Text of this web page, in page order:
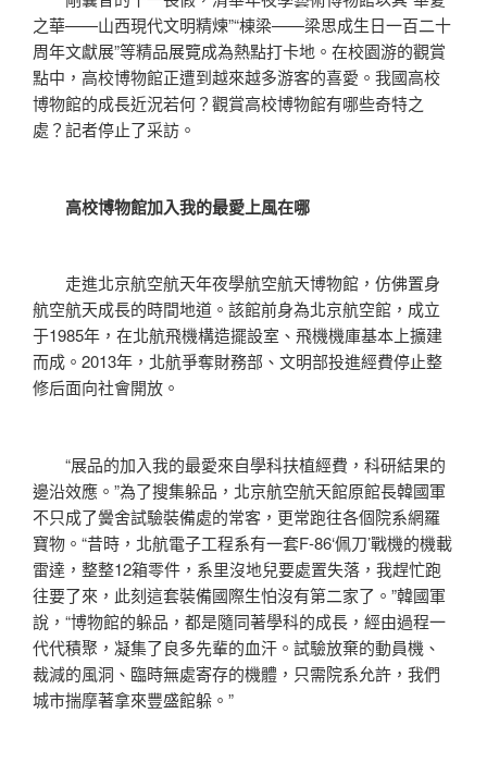
之華——山西現代文明精煉”“棟梁——梁思成生日一百二十
周年文獻展”等精品展覽成為熱點打卡地。在校園游的觀賞
點中，高校博物館正遭到越來越多游客的喜愛。我國高校
博物館的成長近況若何？觀賞高校博物館有哪些奇特之
處？記者停止了采訪。
高校博物館加入我的最愛上風在哪
走進北京航空航天年夜學航空航天博物館，仿佛置身
航空航天成長的時間地道。該館前身為北京航空館，成立
于1985年，在北航飛機構造擺設室、飛機機庫基本上擴建
而成。2013年，北航爭奪財務部、文明部投進經費停止整
修后面向社會開放。
“展品的加入我的最愛來自學科扶植經費，科研結果的
邊沿效應。”為了搜集躲品，北京航空航天館原館長韓國軍
不只成了黌舍試驗裝備處的常客，更常跑往各個院系網羅
寶物。“昔時，北航電子工程系有一套F-86‘佩刀’戰機的機載
雷達，整整12箱零件，系里沒地兒要處置失落，我趕忙跑
往要了來，此刻這套裝備國際生怕沒有第二家了。”韓國軍
說，“博物館的躲品，都是隨同著學科的成長，經由過程一
代代積聚，凝集了良多先輩的血汗。試驗放棄的動員機、
裁減的風洞、臨時無處寄存的機體，只需院系允許，我們
城市揣摩著拿來豐盛館躲。”